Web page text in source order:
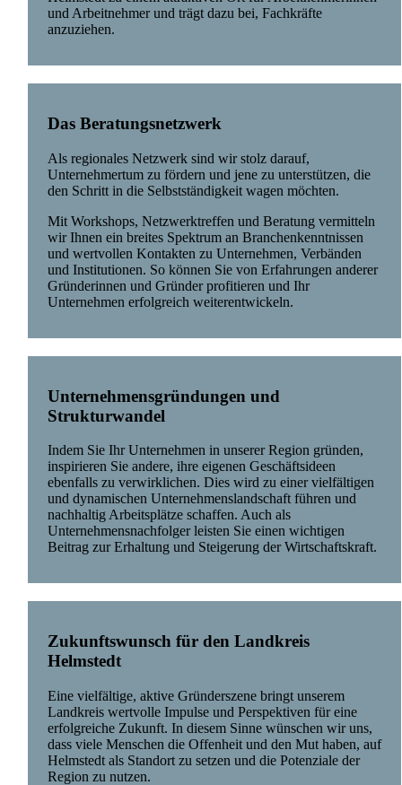
und Arbeitnehmer und trägt dazu bei, Fachkräfte
anzuziehen.
Das Beratungsnetzwerk
Als regionales Netzwerk sind wir stolz darauf,
Unternehmertum zu fördern und jene zu unterstützen, die
den Schritt in die Selbstständigkeit wagen möchten.
Mit Workshops, Netzwerktreffen und Beratung vermitteln
wir Ihnen ein breites Spektrum an Branchenkenntnissen
und wertvollen Kontakten zu Unternehmen, Verbänden
und Institutionen. So können Sie von Erfahrungen anderer
Gründerinnen und Gründer profitieren und Ihr
Unternehmen erfolgreich weiterentwickeln.
Unternehmensgründungen und
Strukturwandel
Indem Sie Ihr Unternehmen in unserer Region gründen,
inspirieren Sie andere, ihre eigenen Geschäftsideen
ebenfalls zu verwirklichen. Dies wird zu einer vielfältigen
und dynamischen Unternehmenslandschaft führen und
nachhaltig Arbeitsplätze schaffen. Auch als
Unternehmensnachfolger leisten Sie einen wichtigen
Beitrag zur Erhaltung und Steigerung der Wirtschaftskraft.
Zukunftswunsch für den Landkreis
Helmstedt
Eine vielfältige, aktive Gründerszene bringt unserem
Landkreis wertvolle Impulse und Perspektiven für eine
erfolgreiche Zukunft. In diesem Sinne wünschen wir uns,
dass viele Menschen die Offenheit und den Mut haben, auf
Helmstedt als Standort zu setzen und die Potenziale der
Region zu nutzen.